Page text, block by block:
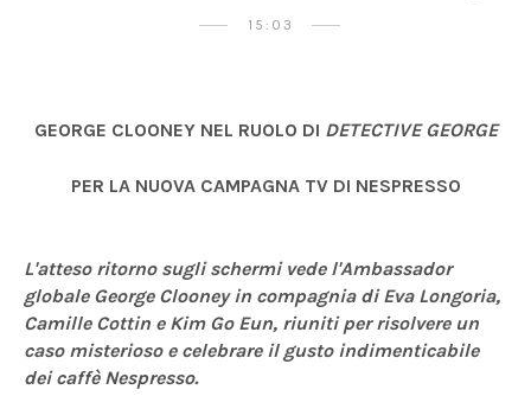
15:03
GEORGE CLOONEY NEL RUOLO DI DETECTIVE GEORGE
PER LA NUOVA CAMPAGNA TV DI NESPRESSO
L'atteso ritorno sugli schermi vede l'Ambassador
globale George Clooney in compagnia di Eva Longoria,
Camille Cottin e Kim Go Eun, riuniti per risolvere un
caso misterioso e celebrare il gusto indimenticabile
dei caffè Nespresso.